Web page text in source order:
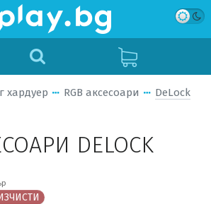
хардуер RGB аксесоари DeLock
DELOCK